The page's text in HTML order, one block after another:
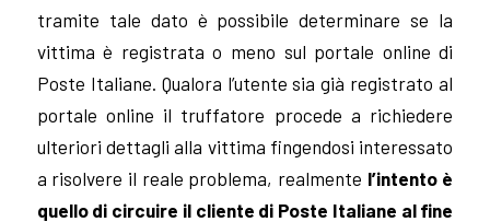
tramite tale dato è possibile determinare se la
vittima è registrata o meno sul portale online di
Poste Italiane. Qualora l’utente sia già registrato al
portale online il truffatore procede a richiedere
ulteriori dettagli alla vittima fingendosi interessato
a risolvere il reale problema, realmente l’intento è
quello di circuire il cliente di Poste Italiane al fine